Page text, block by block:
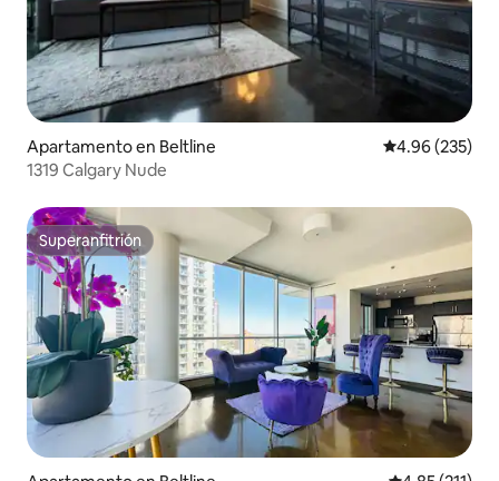
Apartamento en Beltline Calificación
4.96 (235)
1319 Calgary Nude
Superanfitrión
Superanfitrión